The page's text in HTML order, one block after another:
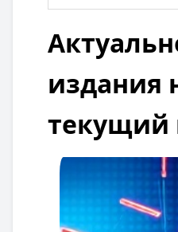
издания
текущий